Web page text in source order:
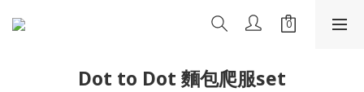
Dot to Dot 麵包爬服set